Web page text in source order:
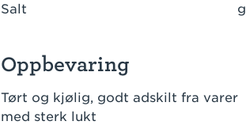
Salt
g
Oppbevaring
Tørt og kjølig, godt adskilt fra varer
med sterk lukt